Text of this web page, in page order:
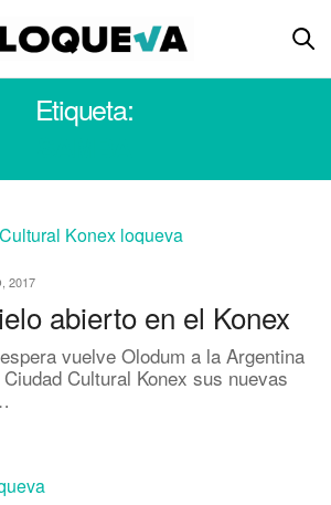
Etiqueta:
2017
abierto en el Konex
vuelve Olodum a la Argentina
Cultural Konex sus nuevas